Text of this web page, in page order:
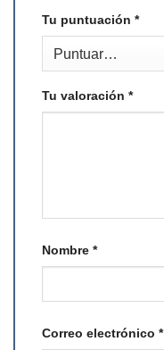
Tu puntuación *
Tu valoración *
Nombre *
Correo electrónico *